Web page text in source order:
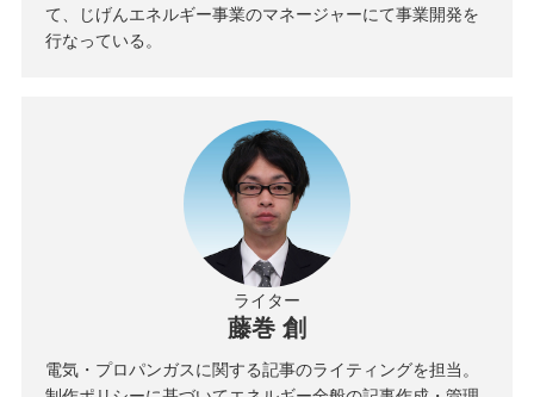
て、じげんエネルギー事業のマネージャーにて事業開発を
行なっている。
ライター
藤巻 創
電気・プロパンガスに関する記事のライティングを担当。